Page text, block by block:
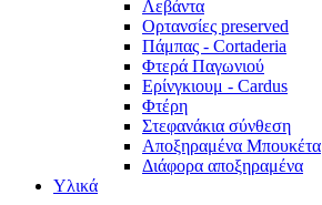
Λεβάντα
Ορτανσίες preserved
Πάμπας - Cortaderia
Φτερά Παγωνιού
Ερίνγκιουμ - Cardus
Φτέρη
Στεφανάκια σύνθεση
Αποξηραμένα Μπουκέτα
Διάφορα αποξηραμένα
Υλικά